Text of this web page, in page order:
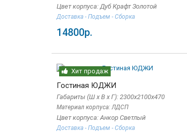
Цвет корпуса: Дуб Крафт Золотой
Доставка - Подъем - Сборка
14800р.
Хит продаж
Гостиная ЮДЖИ
Габариты (Ш x В x Г): 2300х2100х470
Материал корпуса: ЛДСП
Цвет корпуса: Анкор Светлый
Доставка - Подъем - Сборка